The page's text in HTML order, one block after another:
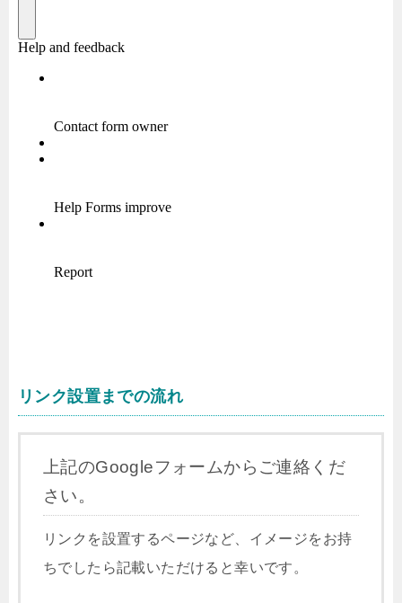
リンク設置までの流れ
上記のGoogleフォームからご連絡くだ
さい。
リンクを設置するページなど、イメージをお持
ちでしたら記載いただけると幸いです。